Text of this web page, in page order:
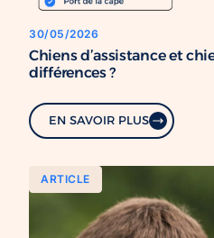
30/05/2026
Chiens d’assistance et
différences ?
EN SAVOIR PLUS
ARTICLE